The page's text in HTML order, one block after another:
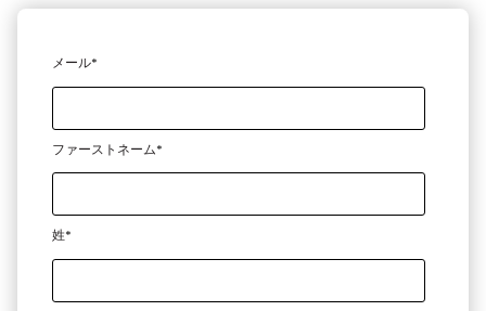
メール*
ファーストネーム*
姓*